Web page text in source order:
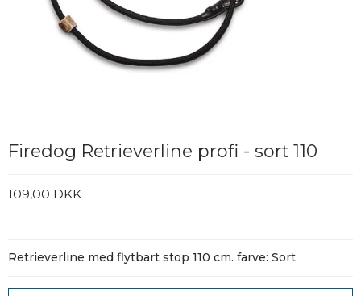
Firedog Retrieverline profi - sort 110
109,00 DKK
Retrieverline med flytbart stop 110 cm. farve: Sort